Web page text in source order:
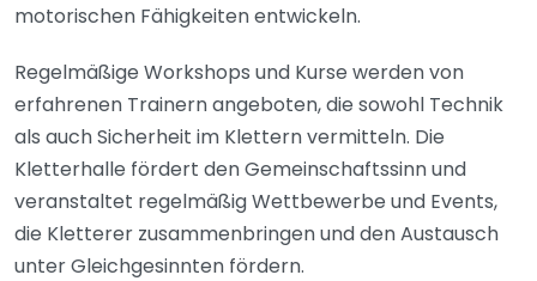
motorischen Fähigkeiten entwickeln.
Regelmäßige Workshops und Kurse werden von
erfahrenen Trainern angeboten, die sowohl Technik
als auch Sicherheit im Klettern vermitteln. Die
Kletterhalle fördert den Gemeinschaftssinn und
veranstaltet regelmäßig Wettbewerbe und Events,
die Kletterer zusammenbringen und den Austausch
unter Gleichgesinnten fördern.